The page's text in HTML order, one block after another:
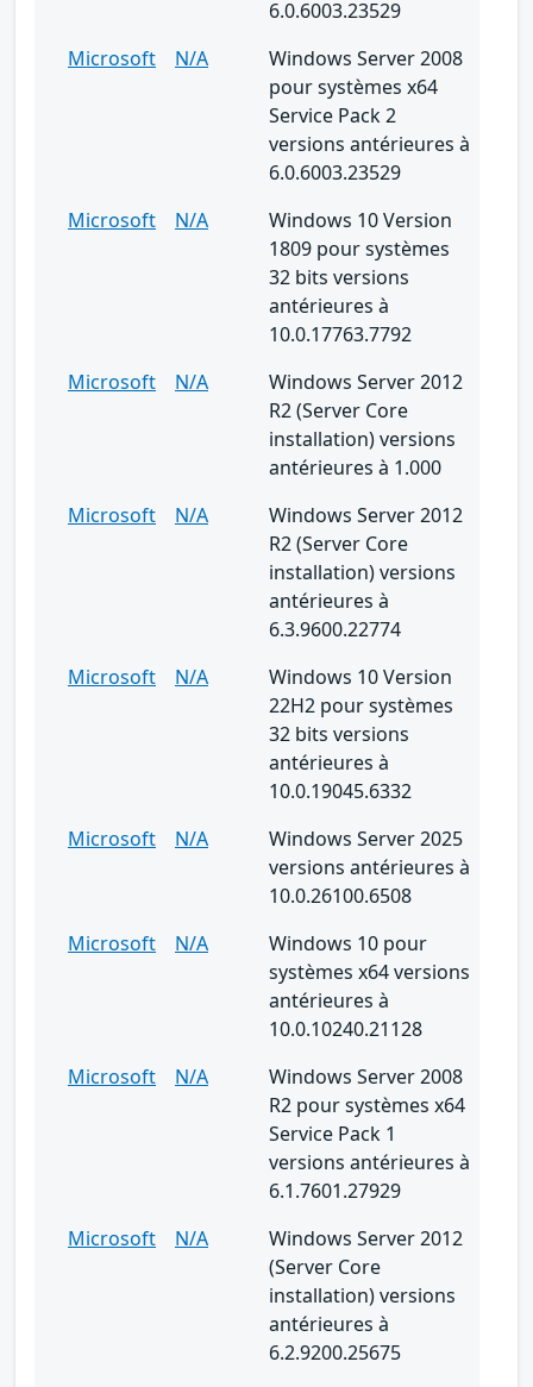
6.0.6003.23529
Microsoft
N/A
Windows Server 2008
pour systèmes x64
Service Pack 2
versions antérieures à
6.0.6003.23529
Microsoft
N/A
Windows 10 Version
1809 pour systèmes
32 bits versions
antérieures à
10.0.17763.7792
Microsoft
N/A
Windows Server 2012
R2 (Server Core
installation) versions
antérieures à 1.000
Microsoft
N/A
Windows Server 2012
R2 (Server Core
installation) versions
antérieures à
6.3.9600.22774
Microsoft
N/A
Windows 10 Version
22H2 pour systèmes
32 bits versions
antérieures à
10.0.19045.6332
Microsoft
N/A
Windows Server 2025
versions antérieures à
10.0.26100.6508
Microsoft
N/A
Windows 10 pour
systèmes x64 versions
antérieures à
10.0.10240.21128
Microsoft
N/A
Windows Server 2008
R2 pour systèmes x64
Service Pack 1
versions antérieures à
6.1.7601.27929
Microsoft
N/A
Windows Server 2012
(Server Core
installation) versions
antérieures à
6.2.9200.25675